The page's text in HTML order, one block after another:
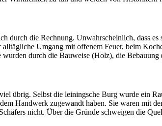
durch die Rechnung. Unwahrscheinlich, dass
Umgang mit offenem Feuer, beim
durch die Bauweise (Holz), die
übrig. Selbst die leiningsche Burg wurde ein
Handwerk zugewandt haben. Sie waren mit
nicht. Über die Gründe schweigen die